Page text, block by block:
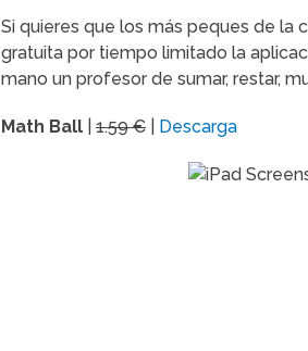
Si quieres que los más peques de la
gratuita por tiempo limitado la
mano un profesor de sumar, restar,
Math Ball 1.59 € Descarga